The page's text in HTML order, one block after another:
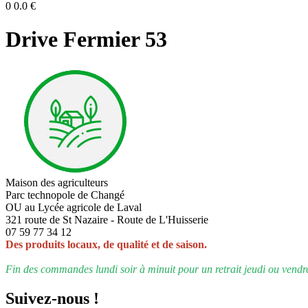
0 0.0 €
Drive Fermier 53
Maison des agriculteurs
Parc technopole de Changé
OU au Lycée agricole de Laval
321 route de St Nazaire - Route de L'Huisserie
07 59 77 34 12
Des produits locaux, de qualité et de saison.
Fin des commandes lundi soir à minuit pour un retrait jeudi ou
Suivez-nous !